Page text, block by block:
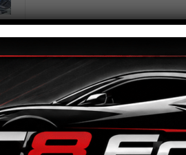
Beschreibung Zusätzliche